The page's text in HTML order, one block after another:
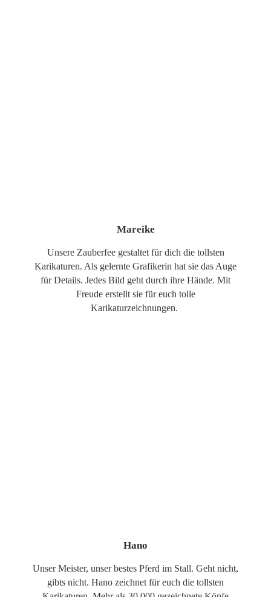
Mareike
Unsere Zauberfee gestaltet für dich die tollsten
Karikaturen. Als gelernte Grafikerin hat sie das Auge
für Details. Jedes Bild geht durch ihre Hände. Mit
Freude erstellt sie für euch tolle
Karikaturzeichnungen.
Hano
Unser Meister, unser bestes Pferd im Stall. Geht nicht,
gibts nicht. Hano zeichnet für euch die tollsten